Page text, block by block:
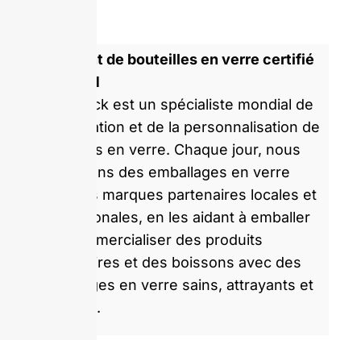
Fabricant de bouteilles en verre certifié
ISO 9001
GlassRock est un spécialiste mondial de
la fabrication et de la personnalisation de
bouteilles en verre. Chaque jour, nous
produisons des emballages en verre
pour des marques partenaires locales et
internationales, en les aidant à emballer
et à commercialiser des produits
alimentaires et des boissons avec des
emballages en verre sains, attrayants et
durables.